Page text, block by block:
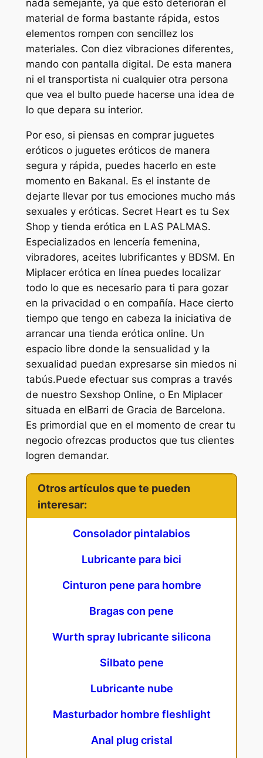
nada semejante, ya que esto deterioran el
material de forma bastante rápida, estos
elementos rompen con sencillez los
materiales. Con diez vibraciones diferentes,
mando con pantalla digital. De esta manera
ni el transportista ni cualquier otra persona
que vea el bulto puede hacerse una idea de
lo que depara su interior.
Por eso, si piensas en comprar juguetes
eróticos o juguetes eróticos de manera
segura y rápida, puedes hacerlo en este
momento en Bakanal. Es el instante de
dejarte llevar por tus emociones mucho más
sexuales y eróticas. Secret Heart es tu Sex
Shop y tienda erótica en LAS PALMAS.
Especializados en lencería femenina,
vibradores, aceites lubrificantes y BDSM. En
Miplacer erótica en línea puedes localizar
todo lo que es necesario para ti para gozar
en la privacidad o en compañía. Hace cierto
tiempo que tengo en cabeza la iniciativa de
arrancar una tienda erótica online. Un
espacio libre donde la sensualidad y la
sexualidad puedan expresarse sin miedos ni
tabús.Puede efectuar sus compras a través
de nuestro Sexshop Online, o En Miplacer
situada en elBarri de Gracia de Barcelona.
Es primordial que en el momento de crear tu
negocio ofrezcas productos que tus clientes
logren demandar.
Otros artículos que te pueden
interesar:
Consolador pintalabios
Lubricante para bici
Cinturon pene para hombre
Bragas con pene
Wurth spray lubricante silicona
Silbato pene
Lubricante nube
Masturbador hombre fleshlight
Anal plug cristal